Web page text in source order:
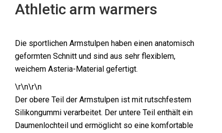
Athletic arm warmers
Die sportlichen Armstulpen haben einen anatomisch
geformten Schnitt und sind aus sehr flexiblem,
weichem Asteria-Material gefertigt.
\r\n\r\n
Der obere Teil der Armstulpen ist mit rutschfestem
Silikongummi verarbeitet. Der untere Teil enthält ein
Daumenlochteil und ermöglicht so eine komfortable